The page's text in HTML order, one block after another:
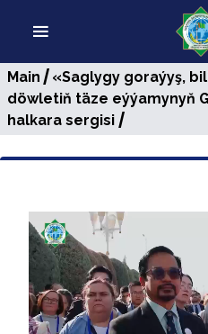
Main / «Saglygy gоrаýyş,
döwletiň täze eýýamynyň
halkara sergisi /